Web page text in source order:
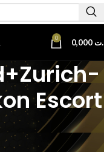
0
Escort